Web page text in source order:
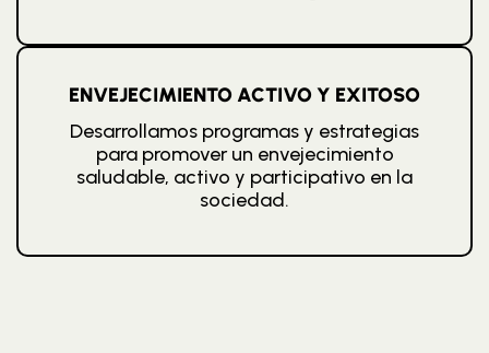
ENVEJECIMIENTO ACTIVO Y EXITOSO
Desarrollamos programas y estrategias
para promover un envejecimiento
saludable, activo y participativo en la
sociedad.